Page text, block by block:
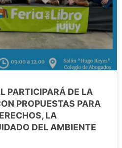
PARTICIPARÁ DE LA
PROPUESTAS PARA
LA
DEL AMBIENTE